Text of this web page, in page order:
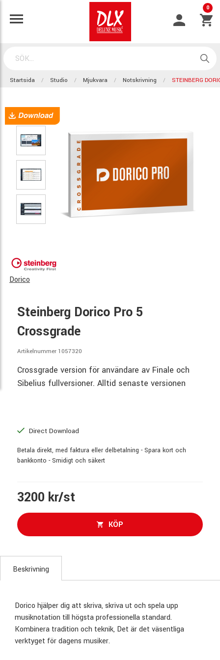
0
Startsida Studio Mjukvara Notskrivning STEINBERG
Dorico
Steinberg Dorico Pro 5
Crossgrade
Artikelnummer 1057320
Crossgrade version för användare av Finale och
Sibelius fullversioner. Alltid senaste versionen
Direct Download
Betala direkt, med faktura eller delbetalning - Spara kort och
bankkonto - Smidigt och säkert
3200 kr/st
KÖP
Beskrivning
Dorico hjälper dig att skriva, skriva ut och spela upp
musiknotation till högsta professionella standard.
Kombinera tradition och teknik, Det är det väsentliga
verktyget för dagens musiker.